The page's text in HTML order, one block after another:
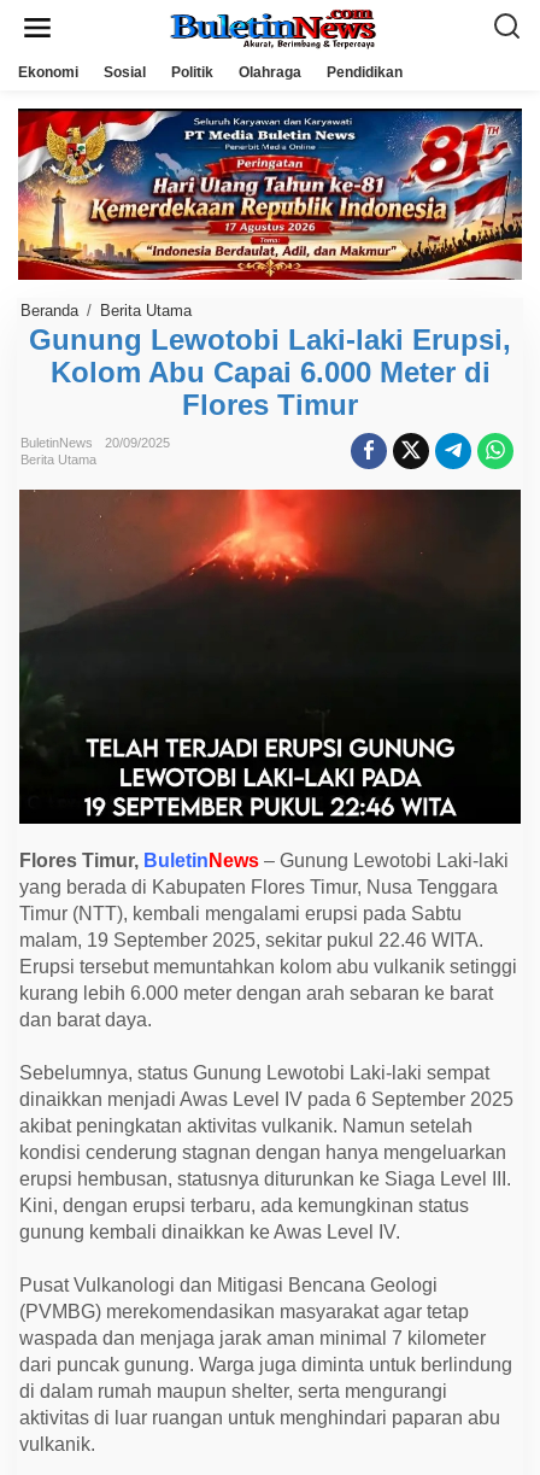
Ekonomi Sosial Politik Olahraga Pendidikan
Beranda / Berita Utama
n
u
n
g
t
L
a
r
u
p
s
i
K
o
l
o
m
A
b
u
C
i
.
0
0
0
M
e
t
e
i
F
l
o
e
s
T
i
Gunung Lewotobi Laki-laki Erupsi,
Kolom Abu Capai 6.000 Meter di
Flores Timur
BuletinNews
20/09/2025
Berita Utama
Flores Timur, Buletin News – Gunung Lewotobi Laki-laki
yang berada di Kabupaten Flores Timur, Nusa Tenggara
Timur (NTT), kembali mengalami erupsi pada Sabtu
malam, 19 September 2025, sekitar pukul 22.46 WITA.
Erupsi tersebut memuntahkan kolom abu vulkanik setinggi
kurang lebih 6.000 meter dengan arah sebaran ke barat
dan barat daya.
Sebelumnya, status Gunung Lewotobi Laki-laki sempat
dinaikkan menjadi Awas Level IV pada 6 September 2025
akibat peningkatan aktivitas vulkanik. Namun setelah
kondisi cenderung stagnan dengan hanya mengeluarkan
erupsi hembusan, statusnya diturunkan ke Siaga Level III.
Kini, dengan erupsi terbaru, ada kemungkinan status
gunung kembali dinaikkan ke Awas Level IV.
Pusat Vulkanologi dan Mitigasi Bencana Geologi
(PVMBG) merekomendasikan masyarakat agar tetap
waspada dan menjaga jarak aman minimal 7 kilometer
dari puncak gunung. Warga juga diminta untuk berlindung
di dalam rumah maupun shelter, serta mengurangi
aktivitas di luar ruangan untuk menghindari paparan abu
vulkanik.